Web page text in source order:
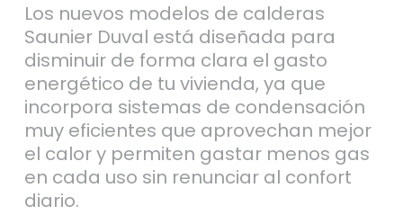
Los nuevos modelos de calderas
Saunier Duval está diseñada para
disminuir de forma clara el gasto
energético de tu vivienda, ya que
incorpora sistemas de condensación
muy eficientes que aprovechan mejor
el calor y permiten gastar menos gas
en cada uso sin renunciar al confort
diario.